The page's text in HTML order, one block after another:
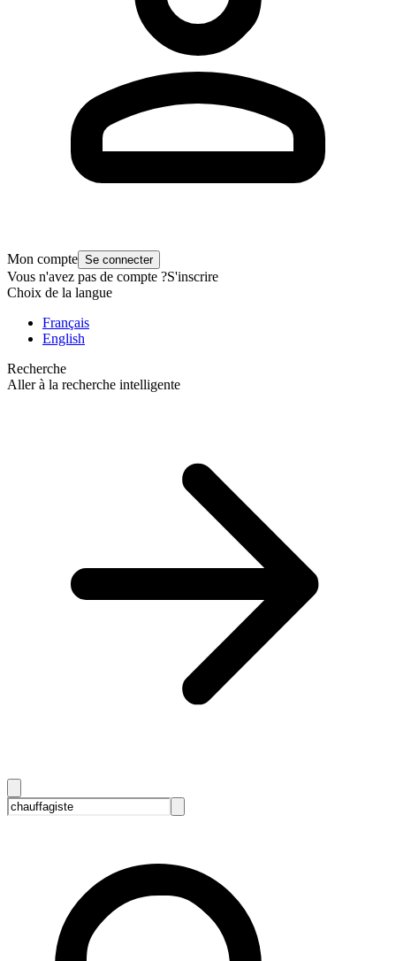
Mon compte Se connecter
Vous n'avez pas de compte ?S'inscrire
Choix de la langue
Français
English
Recherche
Aller à la recherche intelligente